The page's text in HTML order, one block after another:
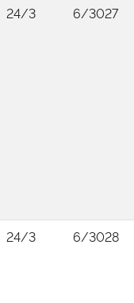
24/3
6/3027
24/3
6/3028